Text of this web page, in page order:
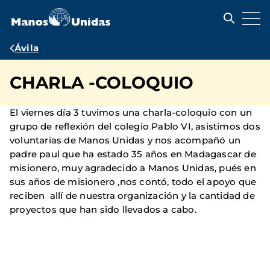
contenido
principal
Ruta
navegación
Ávila
CHARLA -COLOQUIO
El viernes día 3 tuvimos una charla-coloquio con un
grupo de reflexión del colegio Pablo VI, asistimos dos
voluntarias de Manos Unidas y nos acompañó un
padre paul que ha estado 35 años en Madagascar de
misionero, muy agradecido a Manos Unidas, pués en
sus años de misionero ,nos contó, todo el apoyo que
reciben allí de nuestra organización y la cantidad de
proyectos que han sido llevados a cabo.